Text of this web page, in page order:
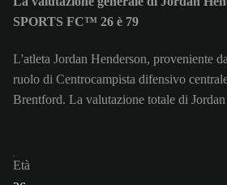
SPORTS FC™ 26 è 79
L'atleta Jordan Henderson, proveniente
ruolo di Centrocampista difensivo
Brentford. La valutazione totale di
Età